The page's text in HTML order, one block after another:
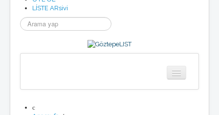
LÍSTE ARsivi
arama...
Anasayfa